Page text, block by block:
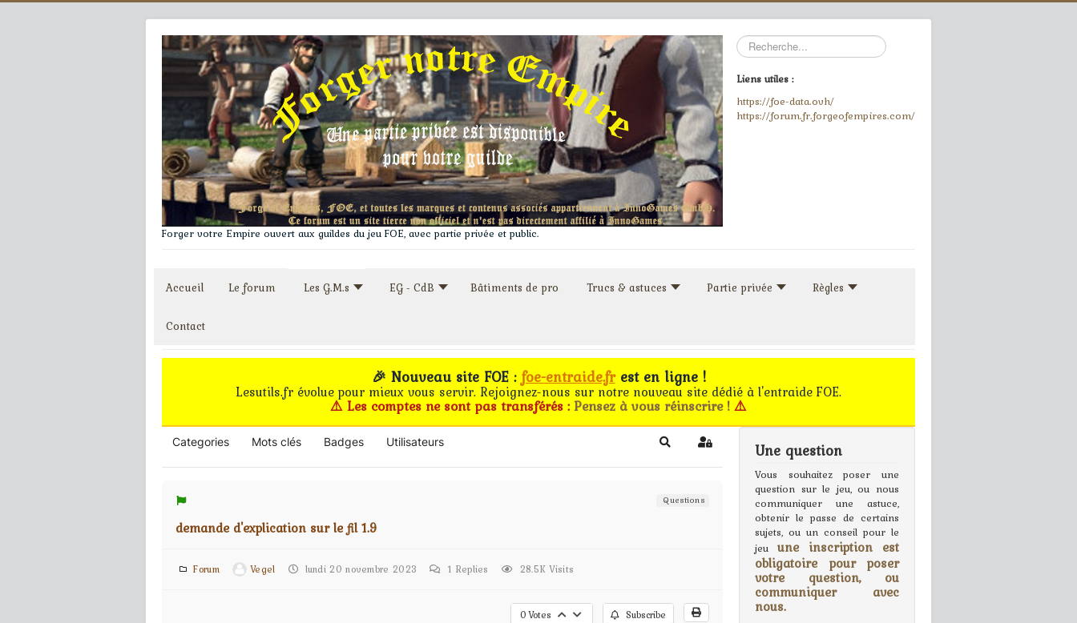
Forger votre Empire ouvert aux guildes du jeu FOE, avec partie privée et public.
Rechercher
Liens utiles :
https://foe-data.ovh/
https://forum.fr.forgeofempires.com/
Accueil Le forum Les G.M.s EG - CdB Bâtiments de pro Trucs & astuces Partie privée Règles
Contact
🎉 Nouveau site FOE :foe-entraide.frest en ligne !
Lesutils.fr évolue pour mieux vous servir. Rejoignez-nous sur notre nouveau site dédié à l'entraide FOE.
⚠️ Les comptes ne sont pas transférés :Pensez à vous réinscrire !⚠️
Categories Mots clés Badges Utilisateurs Search Sign In
Questions
demande d'explication sur le fil 1.9
Forum Vegel lundi 20 novembre 2023 1 Replies 28.5K Visits
0Votes Subscribe
Une question
Vous souhaitez poser une
question sur le jeu, ou nous
communiquer une astuce,
obtenir le passe de certains
sujets, ou un conseil pour le
jeu une inscription est
obligatoire pour poser
votre question, ou
communiquer avec
nous.